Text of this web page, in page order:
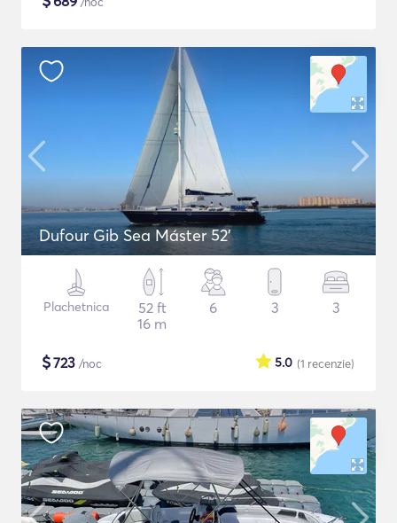
Dufour Gib Sea Máster 52’
Plachetnica
52 ft
16 m
6 3 3
$723 /noc (1 recenzie)
5.0